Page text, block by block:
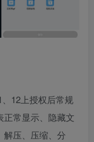
12上授权后常规
正常显示、隐藏文
解压、压缩、分